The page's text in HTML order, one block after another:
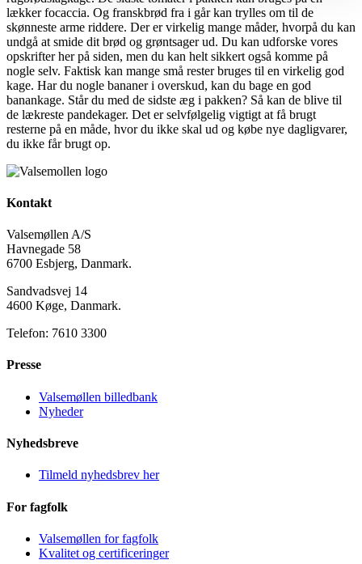
lækker focaccia. Og franskbrød fra i går kan trylles om til de
skønneste arme riddere. Der er virkelig mange måder, hvorpå du kan
undgå at smide dit brød og grøntsager ud. Du kan udforske vores
opskrifter her på siden, men du kan helt sikkert også komme på
nogle selv. Faktisk kan mange små rester bruges til en virkelig god
kage. Har du nogle bananer i overskud, kan du bage en god
banankage. Står du med de sidste æg i pakken? Så kan de blive til
de lækreste pandekager. Det er selvfølgelig vigtigt at få brugt
resterne på en måde, hvor du ikke skal ud og købe nye dagligvarer,
du ikke får brugt op.
Kontakt
Valsemøllen A/S
Havnegade 58
6700 Esbjerg, Danmark.
Sandvadsvej 14
4600 Køge, Danmark.
Telefon: 7610 3300
Presse
Valsemøllen billedbank
Nyheder
Nyhedsbreve
Tilmeld nyhedsbrev her
For fagfolk
Valsemøllen for fagfolk
Kvalitet og certificeringer